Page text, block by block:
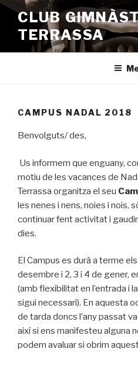
Vés
contingut
CLUB
TERRASSA
CAMPUS NADAL 2018
Benvolguts/ des,
Us informem que enguany,
motiu de les vacances de
Terrassa organitza el seu
les nenes i nens, noies i nois,
continuar fent activitat i
dies.
El Campus es durà a terme
desembre i 2, 3 i 4 de gener,
(amb flexibilitat en l’entrada i
sigui necessari). En aquesta
de tarda doncs l’any passat
així si ens manifesteu alguna
podem avaluar si obrim